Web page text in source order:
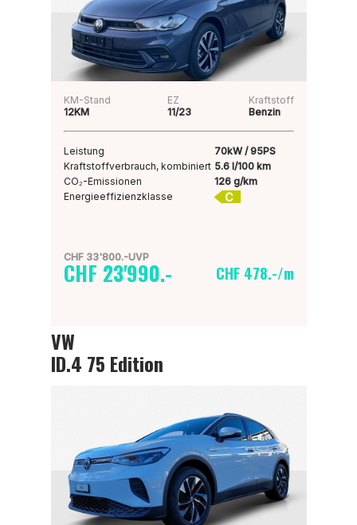
KM-Stand
12KM
EZ
11/23
Kraftstoff
Benzin
Leistung
70kW / 95PS
Kraftstoffverbrauch, kombiniert 5.6 l/100 km
CO₂-Emissionen
126 g/km
Energieeffizienzklasse
C
CHF 33'800.-UVP
CHF 23'990.- CHF 478.-/m
VW
ID.4 75 Edition